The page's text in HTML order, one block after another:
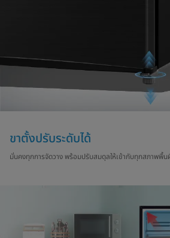
ขาตั้งปรับระดับได้
มั่นคงทุกการจัดวาง พร้อมปรับสมดุลให้เข้ากับทุกสภาพพื้น